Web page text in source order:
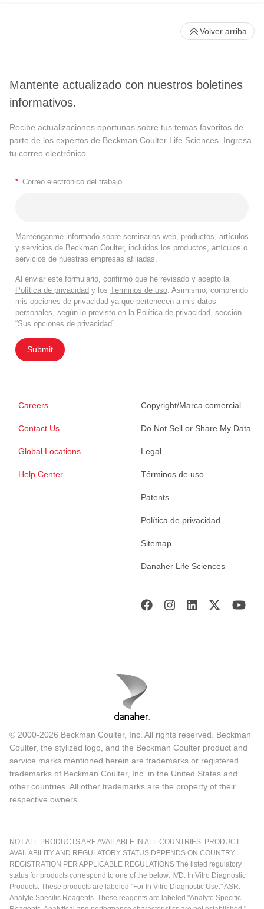
Mantente actualizado con nuestros boletines
informativos.
Recibe actualizaciones oportunas sobre tus temas favoritos de
parte de los expertos de Beckman Coulter Life Sciences. Ingresa
tu correo electrónico.
* Correo electrónico del trabajo
Manténganme informado sobre seminarios web, productos, artículos
y servicios de Beckman Coulter, incluidos los productos, artículos o
servicios de nuestras empresas afiliadas.
Al enviar este formulario, confirmo que he revisado y acepto la
Política de privacidad y los Términos de uso. Asimismo, comprendo
mis opciones de privacidad ya que pertenecen a mis datos
personales, según lo previsto en la Política de privacidad, sección
“Sus opciones de privacidad”.
Submit
Careers
Contact Us
Global Locations
Help Center
Copyright/Marca comercial
Do Not Sell or Share My Data
Legal
Términos de uso
Patents
Política de privacidad
Sitemap
Danaher Life Sciences
Volver arriba
© 2000-2026 Beckman Coulter, Inc. All rights reserved. Beckman
Coulter, the stylized logo, and the Beckman Coulter product and
service marks mentioned herein are trademarks or registered
trademarks of Beckman Coulter, Inc. in the United States and
other countries. All other trademarks are the property of their
respective owners.
NOT ALL PRODUCTS ARE AVAILABLE IN ALL COUNTRIES. PRODUCT
AVAILABILITY AND REGULATORY STATUS DEPENDS ON COUNTRY
REGISTRATION PER APPLICABLE REGULATIONS The listed regulatory
status for products correspond to one of the below: IVD: In Vitro Diagnostic
Products. These products are labeled "For In Vitro Diagnostic Use." ASR:
Analyte Specific Reagents. These reagents are labeled "Analyte Specific